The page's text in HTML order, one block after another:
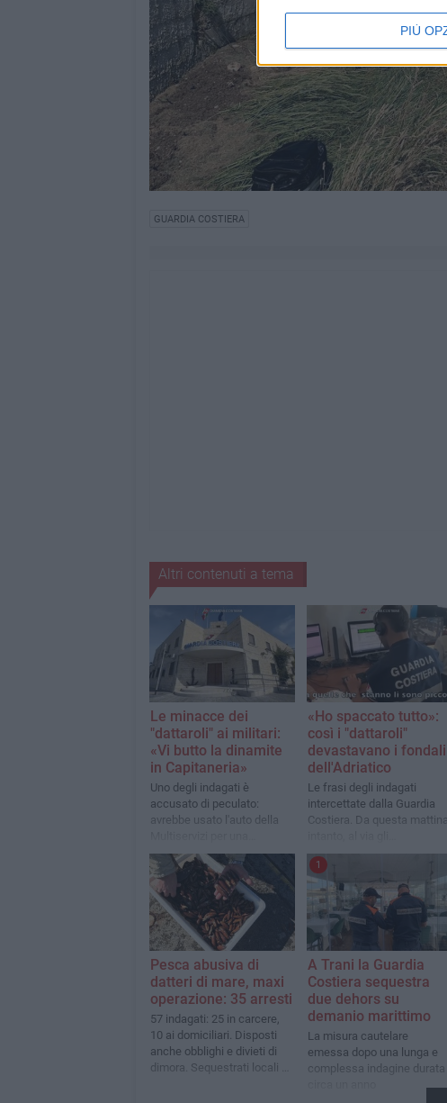
PIÙ
GUARDIA COSTIERA
Altri contenuti a tema
Le minacce dei
"dattaroli" ai militari:
«Vi butto la dinamite
in Capitaneria»
Uno degli indagati è
accusato di peculato:
avrebbe usato l'auto della
consegna. Ieri i primi
interrogatori
«Ho spaccato tutto»:
così i "dattaroli"
devastavano i fondali
dell'Adriatico
Le frasi degli indagati
intercettate dalla Guardia
Costiera. Da questa mattina,
interrogatori di garanzia
Pesca abusiva di
datteri di mare, maxi
operazione: 35 arresti
57 indagati: 25 in carcere,
10 ai domiciliari. Disposti
anche obblighi e divieti di
dimora. Sequestrati locali e
1
A Trani la Guardia
Costiera sequestra
due dehors su
demanio marittimo
La misura cautelare
emessa dopo una lunga e
complessa indagine durata